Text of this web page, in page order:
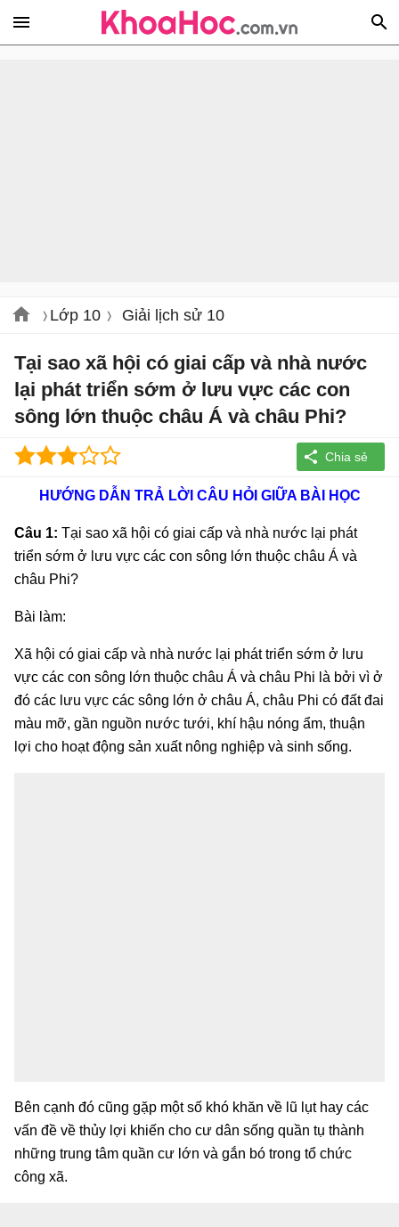
Lớp 10 Giải lịch sử 10
Tại sao xã hội có giai cấp và nhà nước
lại phát triển sớm ở lưu vực các con
sông lớn thuộc châu Á và châu Phi?
HƯỚNG DẪN TRẢ LỜI CÂU HỎI GIỮA BÀI HỌC
Câu 1: Tại sao xã hội có giai cấp và nhà nước lại phát
triển sớm ở lưu vực các con sông lớn thuộc châu Á và
châu Phi?
Bài làm:
Xã hội có giai cấp và nhà nước lại phát triển sớm ở lưu
vực các con sông lớn thuộc châu Á và châu Phi là bởi vì ở
đó các lưu vực các sông lớn ở châu Á, châu Phi có đất đai
màu mỡ, gần nguồn nước tưới, khí hậu nóng ẩm, thuận
lợi cho hoạt động sản xuất nông nghiệp và sinh sống.
Bên cạnh đó cũng gặp một số khó khăn về lũ lụt hay các
vấn đề về thủy lợi khiến cho cư dân sống quần tụ thành
những trung tâm quần cư lớn và gắn bó trong tổ chức
công xã.